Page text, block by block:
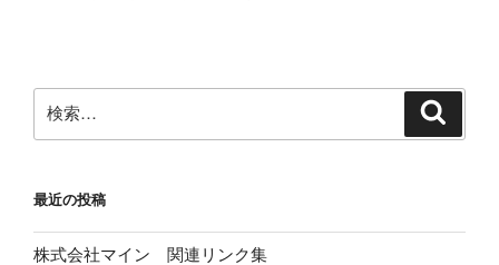
索:
最近の投稿
株式会社マイン 関連リンク集